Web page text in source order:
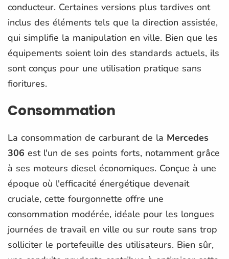
conducteur. Certaines versions plus tardives ont
inclus des éléments tels que la direction assistée,
qui simplifie la manipulation en ville. Bien que les
équipements soient loin des standards actuels, ils
sont conçus pour une utilisation pratique sans
fioritures.
Consommation
La consommation de carburant de la Mercedes
306 est l'un de ses points forts, notamment grâce
à ses moteurs diesel économiques. Conçue à une
époque où l'efficacité énergétique devenait
cruciale, cette fourgonnette offre une
consommation modérée, idéale pour les longues
journées de travail en ville ou sur route sans trop
solliciter le portefeuille des utilisateurs. Bien sûr,